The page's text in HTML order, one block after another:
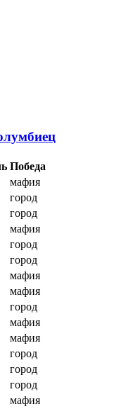
Победа
мафия
город
город
мафия
город
город
мафия
мафия
город
мафия
мафия
город
город
город
мафия